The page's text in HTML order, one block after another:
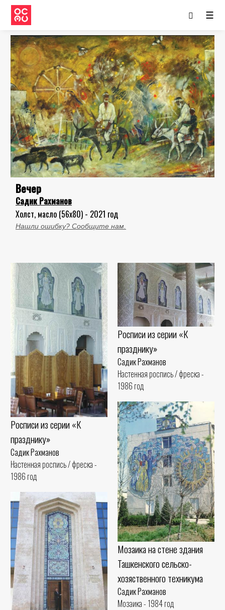
☰
Вечер
Садик Рахманов
Холст, масло (56x80) - 2021 год
Нашли ошибку? Сообщите нам.
Росписи из серии «К
празднику»
Садик Рахманов
Настенная роспись / фреска -
1986 год
Росписи из серии «К
празднику»
Садик Рахманов
Настенная роспись / фреска -
1986 год
Мозаика на стене здания
Ташкенского сельско-
хозяственного техникума
Садик Рахманов
Мозаика - 1984 год